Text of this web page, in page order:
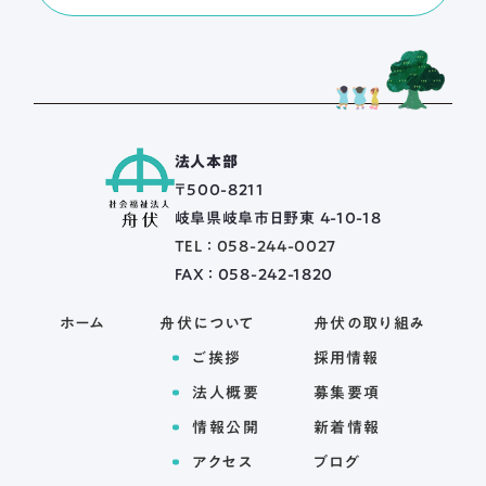
法人本部
〒500-8211
岐阜県岐阜市日野東 4-10-18
TEL ： 058-244-0027
FAX ： 058-242-1820
ホーム 舟伏について
ご挨拶
法人概要
情報公開
アクセス
舟伏の取り組み
採用情報
募集要項
新着情報
ブログ